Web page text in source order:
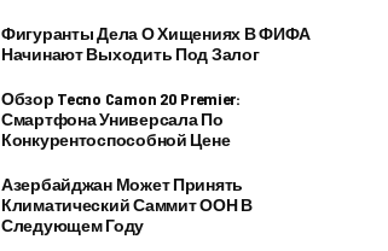
Фигуранты Дела О Хищениях В ФИФА
Начинают Выходить Под Залог
Обзор Tecno Camon 20 Premier:
Смартфона Универсала По
Конкурентоспособной Цене
Азербайджан Может Принять
Климатический Саммит ООН В
Следующем Году